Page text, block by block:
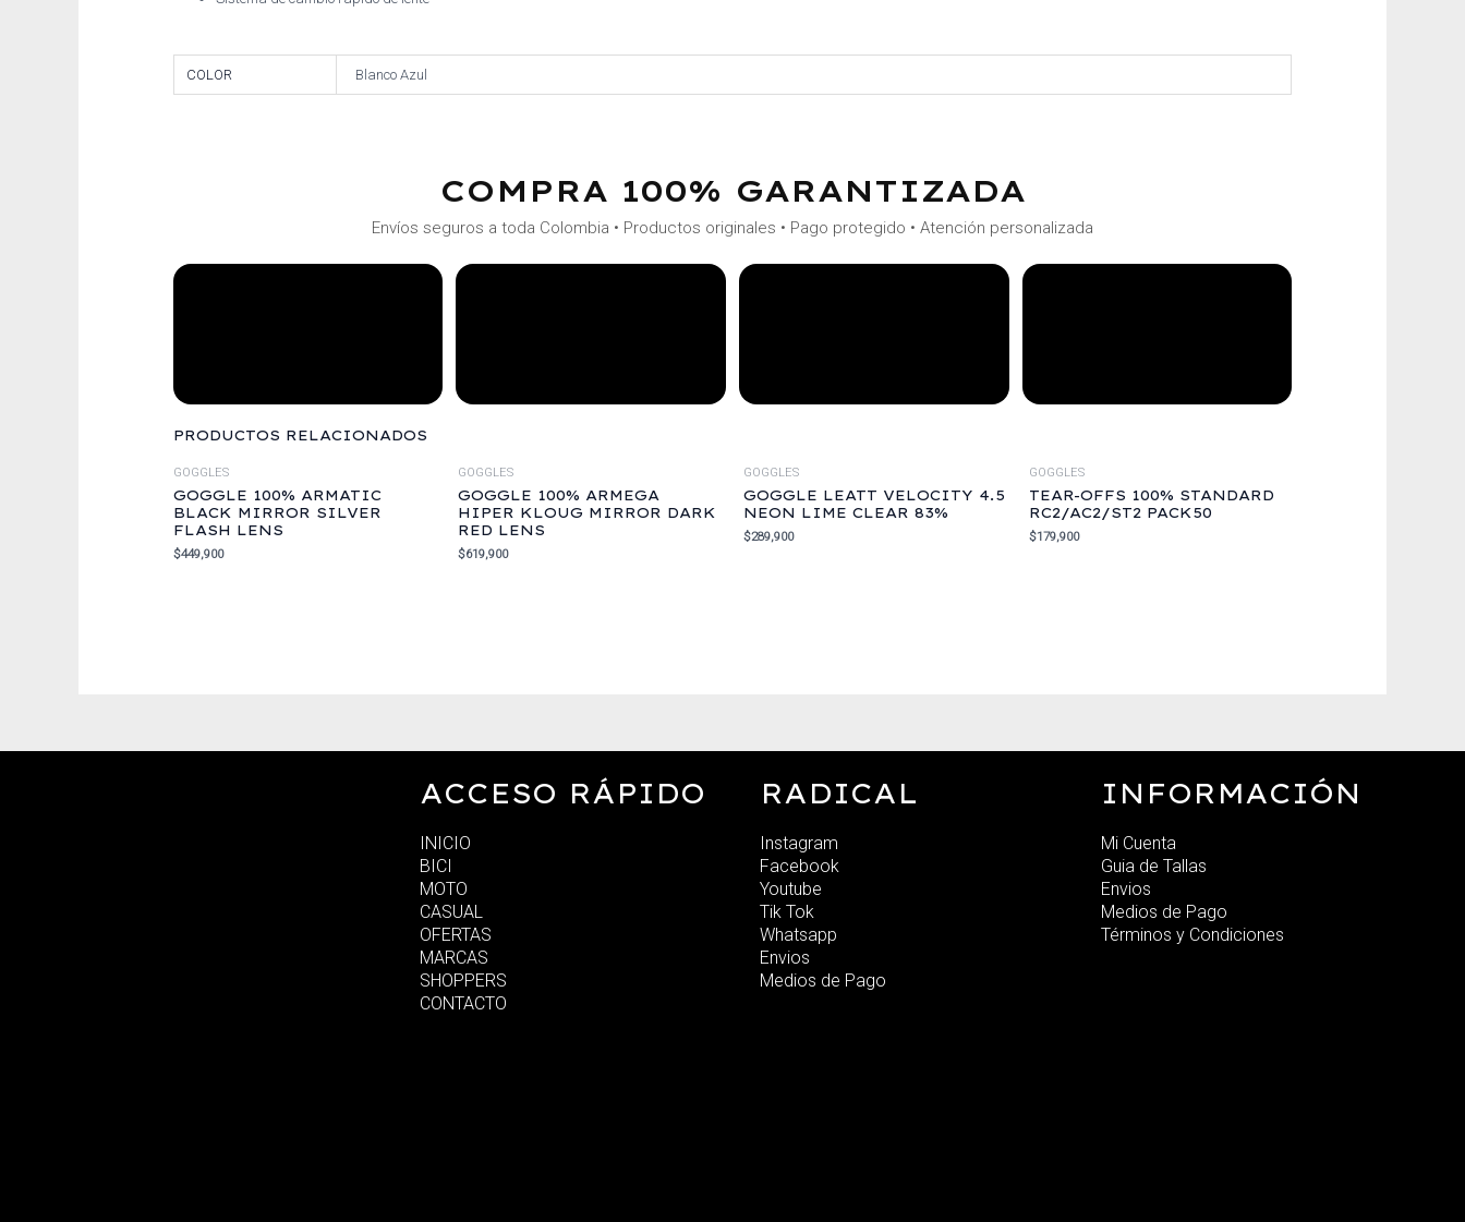
COLOR Blanco Azul
COMPRA 100% GARANTIZADA
Envíos seguros a toda Colombia • Productos originales • Pago protegido • Atención personalizada
PRODUCTOS RELACIONADOS
GOGGLES
GOGGLE 100% ARMATIC
BLACK MIRROR SILVER
FLASH LENS
$449,900
GOGGLES
GOGGLE 100% ARMEGA
HIPER KLOUG MIRROR DARK
RED LENS
$619,900
GOGGLES
GOGGLE LEATT VELOCITY 4.5
NEON LIME CLEAR 83%
$289,900
GOGGLES
TEAR-OFFS 100% STANDARD
RC2/AC2/ST2 PACK50
$179,900
ACCESO RÁPIDO
INICIO
BICI
MOTO
CASUAL
OFERTAS
MARCAS
SHOPPERS
CONTACTO
RADICAL
Instagram
Facebook
Youtube
Tik Tok
Whatsapp
Envios
Medios de Pago
INFORMACIÓN
Mi Cuenta
Guia de Tallas
Envios
Medios de Pago
Términos y Condiciones